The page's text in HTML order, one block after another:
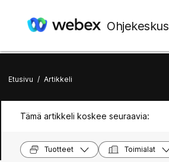
Ohjekeskus
Etusivu / Artikkeli
Tämä artikkeli koskee seuraavia:
Tuotteet Toimialat